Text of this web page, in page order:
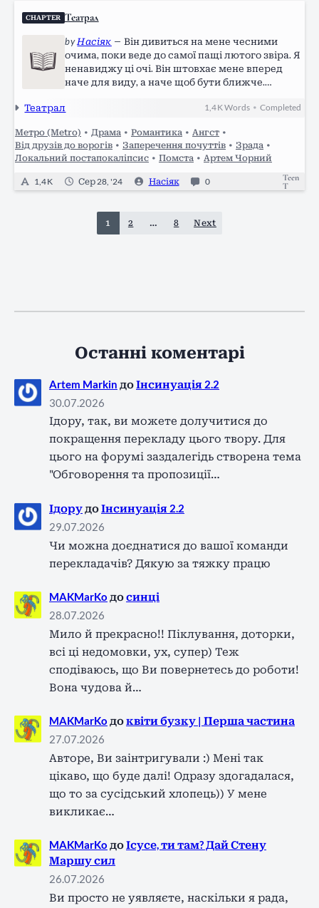
CHAPTER Театрал
byНасіяк — Він дивиться на мене чесними
очима, поки веде до самої пащі лютого звіра. Я
ненавиджу ці очі. Він штовхає мене вперед
наче для виду, а наче щоб бути ближче.
те, що я мав би здогадатися, як все
Театрал 1,4 KWords •Completed
Метро (Metro) • Драма • Романтика • Ангст •
Від друзів до ворогів • Заперечення почуттів • Зрада •
Локальний постапокаліпсис • Помста • Артем Чорний
1,4 K Сер 28, '24 Насіяк 0
Teen
T
1 2 … 8 Next
Останні коментарі
Artem Markin доІнсинуація 2.2
30.07.2026
Ідору, так, ви можете долучитися до
покращення перекладу цього твору. Для
цього на форумі заздалегідь створена тема
"Обговорення та пропозиції…
Ідору доІнсинуація 2.2
29.07.2026
Чи можна доєднатися до вашої команди
перекладачів? Дякую за тяжку працю
MAKMarKo досинці
28.07.2026
Мило й прекрасно!! Піклування, доторки,
всі ці недомовки, ух, супер) Теж
сподіваюсь, що Ви повернетесь до роботи!
Вона чудова й…
MAKMarKo доквіти бузку | Перша частина
27.07.2026
Авторе, Ви заінтригували :) Мені так
цікаво, що буде далі! Одразу здогадалася,
що то за сусідський хлопець)) У мене
викликає…
MAKMarKo доІсусе, ти там? Дай Стену
Маршу сил
26.07.2026
Ви просто не уявляєте, наскільки я рада,